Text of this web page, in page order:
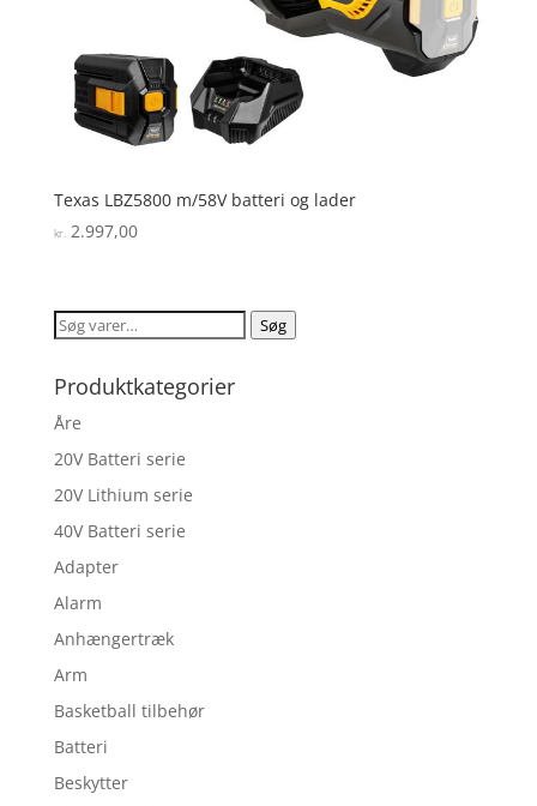
Texas LBZ5800 m/58V batteri og lader
kr.2.997,00
Søg
Søg
Produktkategorier
Åre
20V Batteri serie
20V Lithium serie
40V Batteri serie
Adapter
Alarm
Anhængertræk
Arm
Basketball tilbehør
Batteri
Beskytter